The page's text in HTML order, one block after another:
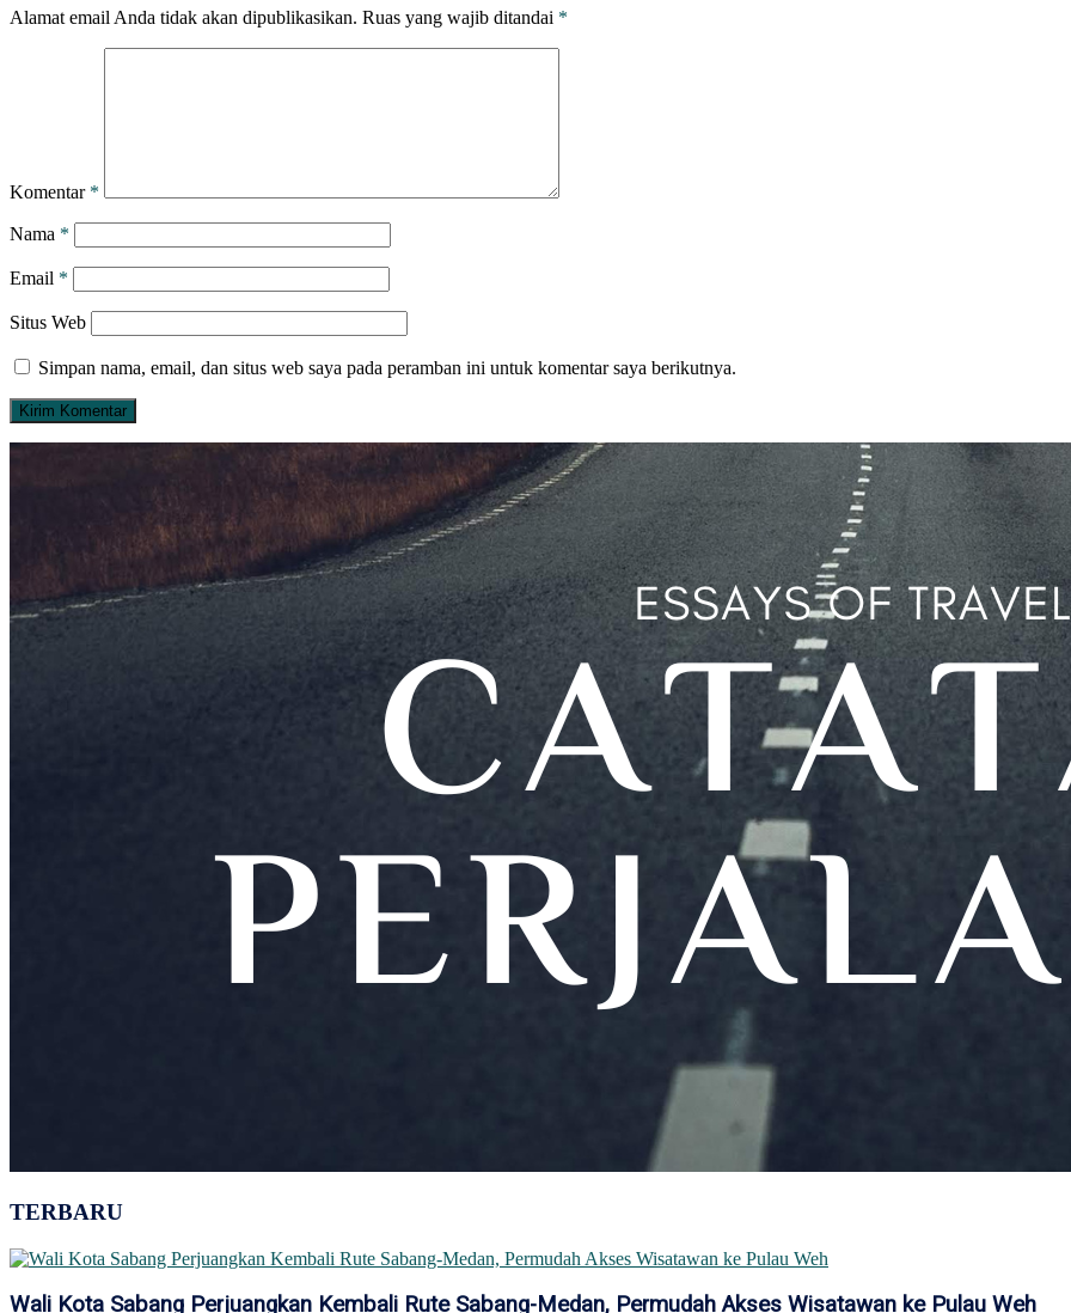
Alamat email Anda tidak akan dipublikasikan. Ruas yang wajib ditandai *
Komentar *
Nama *
Email *
Situs Web
Simpan nama, email, dan situs web saya pada peramban ini untuk komentar saya berikutnya.
TERBARU
Wali Kota Sabang Perjuangkan Kembali Rute Sabang-Medan, Permudah Akses Wisatawan ke Pulau Weh